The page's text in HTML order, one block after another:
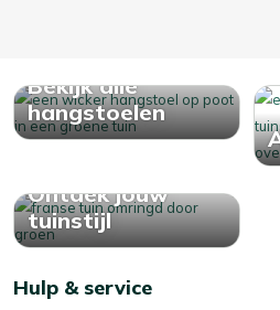
Bekijk alle
hangstoelen
Ontdek jouw
tuinstijl
Hulp & service